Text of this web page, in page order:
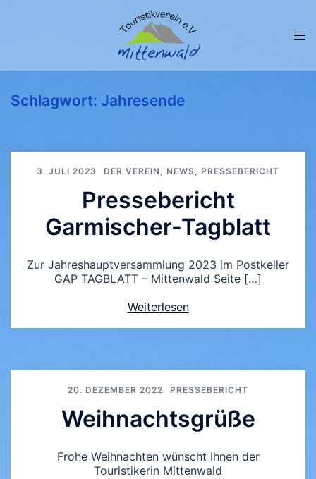
Schlagwort: Jahresende
3. JULI 2023 DER VEREIN , NEWS, PRESSEBERICHT
Pressebericht
Garmischer-Tagblatt
Zur Jahreshauptversammlung 2023 im Postkeller
GAP TAGBLATT – Mittenwald Seite […]
Weiterlesen
20. DEZEMBER 2022 PRESSEBERICHT
Weihnachtsgrüße
Frohe Weihnachten wünscht Ihnen der
Touristikerin Mittenwald